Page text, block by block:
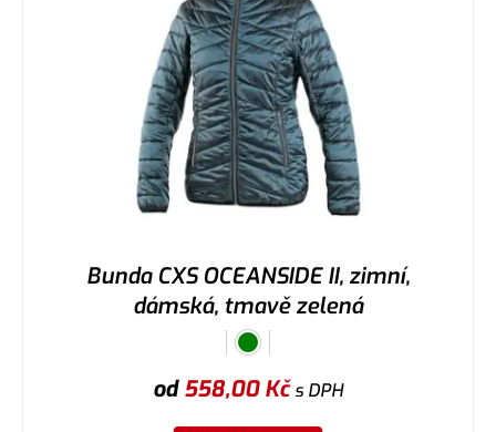
Bunda CXS OCEANSIDE II, zimní,
dámská, tmavě zelená
od558,00Kčs DPH